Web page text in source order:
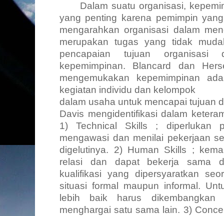
Dalam suatu organisasi,
yang penting karena pemimpin
mengarahkan organisasi dalam
merupakan tugas yang tidak
pencapaian tujuan organisasi
kepemimpinan. Blancard dan
mengemukakan kepemimpinan
kegiatan individu dan kelompok
dalam usaha untuk mencapai tujuan
Davis mengidentifikasi dalam
1)Technical Skills ; diperlukan
mengawasi dan menilai pekerjaan
digelutinya. 2) Human Skills ;
relasi dan dapat bekerja sama
kualifikasi yang dipersyaratkan
situasi formal maupun informal.
lebih baik harus
menghargai satu sama lain. 3)